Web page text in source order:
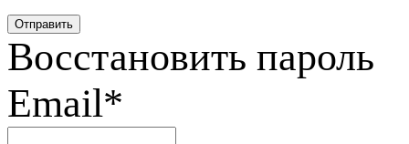
Восстановить пароль
Email*